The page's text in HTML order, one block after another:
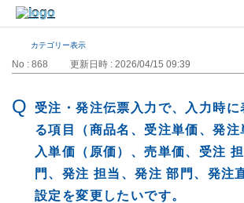
カテゴリー表示
No : 868 更新日時 : 2026/04/15 09:39
受注・発注伝票入力で、入力時に
る項目（商品名、受注単価、発
入単価（原価）、売単価、受注
門、発注 担当、発注 部門、発注
設定を変更したいです。